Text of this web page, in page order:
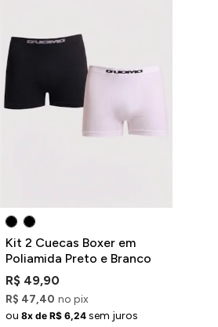
Kit 2 Cuecas Boxer em
Poliamida Preto e Branco
R$ 49,90
R$ 47,40 no pix
ou 8x de R$ 6,24 sem juros